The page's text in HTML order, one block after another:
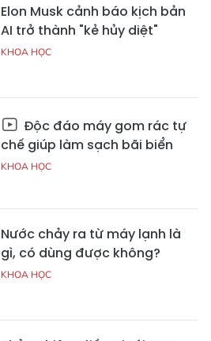
Elon Musk cảnh báo kịch bản
AI trở thành "kẻ hủy diệt"
KHOA HỌC
Độc đáo máy gom rác tự
chế giúp làm sạch bãi biển
KHOA HỌC
Nước chảy ra từ máy lạnh là
gì, có dùng được không?
KHOA HỌC